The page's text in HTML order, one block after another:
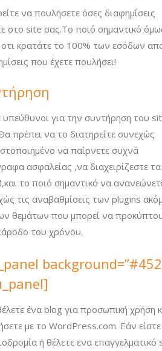
να πουλήσετε όσες διαφημίσεις
στο site σας.Το ποιό σημαντικό
οτι κρατάτε το 100% των εσόδων
που έχετε πουλήσει!
υπεύθυνοι για την συντήρηση του
πρέπει να το διατηρείτε συνεχώς
να παίρνετε συχνά
ασφαλείας ,να διαχειρίζεστε τα
το ποιό σημαντικό να
τις αναβαθμίσεις των plugins
θεμάτων που μπορεί να
του χρόνου.
ένα blog για προσωπική χρήση
με το WordPress.com. Εάν
ή θέλετε ενα